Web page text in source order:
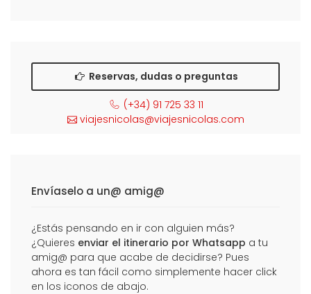
Reservas, dudas o preguntas
(+34) 91 725 33 11
viajesnicolas@viajesnicolas.com
Envíaselo a un@ amig@
¿Estás pensando en ir con alguien más?
¿Quieres enviar el itinerario por Whatsapp a tu
amig@ para que acabe de decidirse? Pues
ahora es tan fácil como simplemente hacer click
en los iconos de abajo.